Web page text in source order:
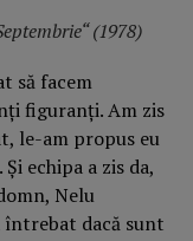
(1978)
să facem
figuranți. Am zis
le-am propus eu
echipa a zis da,
Nelu
dacă sunt